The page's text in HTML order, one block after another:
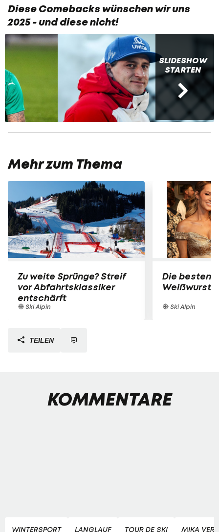
Diese Comebacks wünschen wir uns
2025 - und diese nicht!
SLIDESHOW
STARTEN
Mehr zum Thema
Zu weite Sprünge? Streif
vor Abfahrtsklassiker
entschärft
Ski Alpin
Die besten
Weißwurst-
Ski Alpin
TEILEN
KOMMENTARE
WINTERSPORT LANGLAUF TOUR DE SKI MIKA